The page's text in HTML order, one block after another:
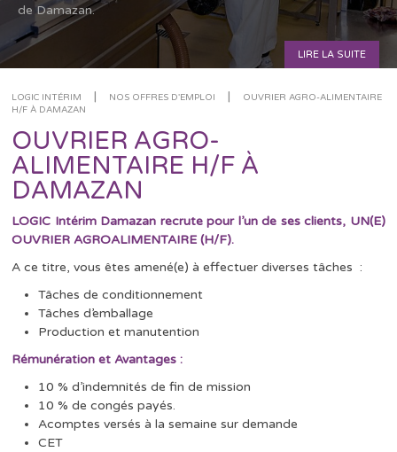
de Damazan.
LIRE LA SUITE
LOGIC INTÉRIM | NOS OFFRES D'EMPLOI |
OUVRIER AGRO-ALIMENTAIRE
H/F À DAMAZAN
OUVRIER AGRO-
ALIMENTAIRE H/F À
DAMAZAN
LOGIC Intérim Damazan recrute pour l’un de ses clients, UN(E)
OUVRIER AGROALIMENTAIRE (H/F).
A ce titre, vous êtes amené(e) à effectuer diverses tâches :
Tâches de conditionnement
Tâches d’emballage
Production et manutention
Rémunération et Avantages :
10 % d’indemnités de fin de mission
10 % de congés payés.
Acomptes versés à la semaine sur demande
CET